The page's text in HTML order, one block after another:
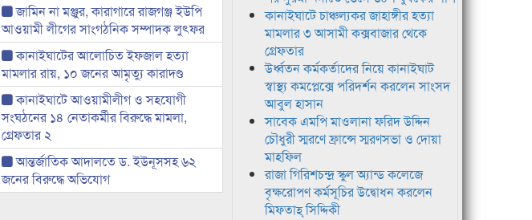
জামিন না মঞ্জুর, কারাগারে রাজগঞ্জ ইউপি
আওয়ামী লীগের সাংগঠনিক সম্পাদক লুৎফর
কানাইঘাটের আলোচিত ইফজাল হত্যা
মামলার রায়, ১০ জনের আমৃত্যু কারাদণ্ড
কানাইঘাটে আওয়ামীলীগ ও সহযোগী
সংঘঠনের ১৪ নেতাকর্মীর বিরুদ্ধে মামলা,
গ্রেফতার ২
আন্তর্জাতিক আদালতে ড. ইউনূসসহ ৬২
জনের বিরুদ্ধে অভিযোগ
কানাইঘাটে চাঞ্চল্যকর জাহাঙ্গীর হত্যা
মামলার ৩ আসামী কক্সবাজার থেকে
গ্রেফতার
উর্ধ্বতন কর্মকর্তাদের নিয়ে কানাইঘাট
স্বাস্থ্য কমপ্লেক্সে পরিদর্শন করলেন সাংসদ
আবুল হাসান
সাবেক এমপি মাওলানা ফরিদ উদ্দিন
চৌধুরী স্মরণে ফ্রান্সে স্মরণসভা ও দোয়া
মাহফিল
রাজা গিরিশচন্দ্র স্কুল অ্যান্ড কলেজে
বৃক্ষরোপণ কর্মসূচির উদ্বোধন করলেন
মিফতাহ্ সিদ্দিকী